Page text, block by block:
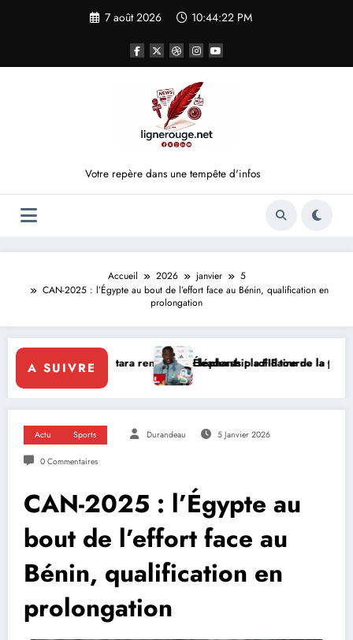
7 août 2026 10:44:22 PM
Votre repère dans une tempête d'infos
Accueil 2026 janvier
5
CAN-2025 : l’Égypte au bout de l’effort face au Bénin, qualification en
prolongation
A SUIVRE
renforce le leadership solidaire de la Côte d’Ivoire en Afrique
Éléphants : la FIF tourne la page Emerse Faé
Actu Sports Durandeau 5 Janvier 2026
0 Commentaires
CAN-2025 : l’Égypte au
bout de l’effort face au
Bénin, qualification en
prolongation